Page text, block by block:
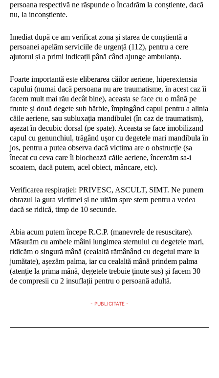
persoana respectivă ne răspunde o încadrăm la conștiente, dacă
nu, la inconștiente.
Imediat după ce am verificat zona și starea de conștientă a
persoanei apelăm serviciile de urgență (112), pentru a cere
ajutorul și a primi indicații până când ajunge ambulanța.
Foarte importantă este eliberarea căilor aeriene, hiperextensia
capului (numai dacă persoana nu are traumatisme, în acest caz îi
facem mult mai rău decât bine), aceasta se face cu o mână pe
frunte și două degete sub bărbie, împingând capul pentru a alinia
căile aeriene, sau subluxația mandibulei (în caz de traumatism),
așezat în decubic dorsal (pe spate). Aceasta se face imobilizand
capul cu genunchiul, trăgând ușor cu degetele mari mandibula în
jos, pentru a putea observa dacă victima are o obstrucție (sa
înecat cu ceva care îi blochează căile aeriene, încercăm sa-i
scoatem, dacă putem, acel obiect, mâncare, etc).
Verificarea respirației: PRIVESC, ASCULT, SIMT. Ne punem
obrazul la gura victimei și ne uităm spre stern pentru a vedea
dacă se ridică, timp de 10 secunde.
Abia acum putem începe R.C.P. (manevrele de resuscitare).
Măsurăm cu ambele mâini lungimea sternului cu degetele mari,
ridicăm o singură mână (cealaltă rămânând cu degetul mare la
jumătate), așezăm palma, iar cu cealaltă mână prindem palma
(atenție la prima mână, degetele trebuie ținute sus) și facem 30
de compresii cu 2 insuflații pentru o persoană adultă.
- PUBLICITATE -